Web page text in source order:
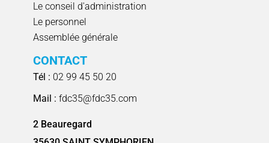
Le conseil d'administration
Le personnel
Assemblée générale
CONTACT
Tél : 02 99 45 50 20
Mail : fdc35@fdc35.com
2 Beauregard